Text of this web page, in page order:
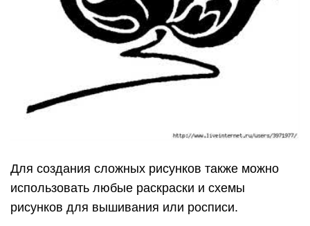
Для создания сложных рисунков также можно
использовать любые раскраски и схемы
рисунков для вышивания или росписи.